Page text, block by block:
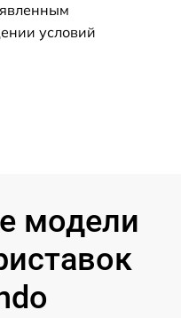
условий
модели